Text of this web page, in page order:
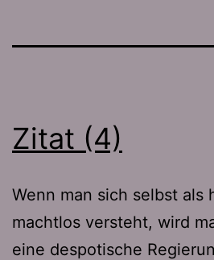
Zitat (4)
Wenn man sich selbst als
machtlos versteht, wird
eine despotische